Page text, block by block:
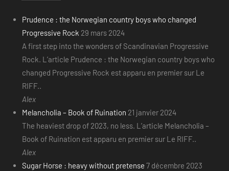
Prudence : the Norwegian country boys who changed
Progressive Rock 29 mars 2024
A first step into the wonders of Scandinavian Progressive
Rock. L’article Prudence : the Norwegian country boys who
changed Progressive Rock est apparu en premier sur Le
RIFF..
Alex
Melancholia – Book of Ruination 21 janvier 2024
The heaviest drop of 2023, no less. L’article Melancholia –
Book of Ruination est apparu en premier sur Le RIFF..
Alex
Sugar Horse : heavy without pretense 7 décembre 2023